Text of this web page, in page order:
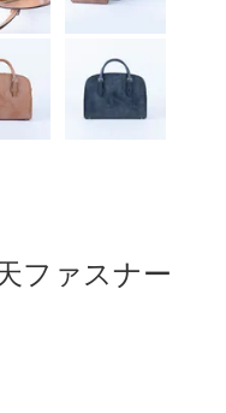
ファスナー